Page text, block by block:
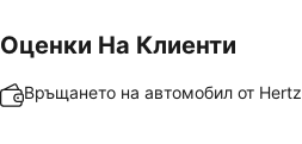
Оценки На Клиенти
Връщането на автомобил от